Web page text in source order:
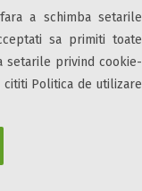
a schimba setarile
sa primiti toate
setarile privind cookie-
Politica de utilizare